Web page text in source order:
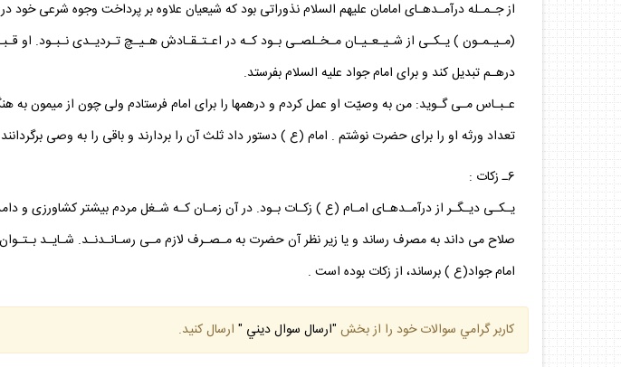
از جـمـله درآمـدهـاى امامان عليهم السلام نذوراتى بود كه شيعيان علاوه بر پرداخت وجوه شرعى
(مـيـمـون ) يـكـى از شـيـعـيـان مـخـلصـى بـود كـه در اعـتـقـادش هـيـچ تـرديـدى نـبـود.
درهـم تبديل كند و براى امام جواد عليه السلام بفرستد.
عـبـاس مـى گـويد: من به وصيّت او عمل كردم و درهمها را براى امام فرستادم ولى چون از ميمون
تعداد ورثه او را براى حضرت نوشتم . امام (ع ) دستور داد ثلث آن را بردارند و باقى را به وصى
6ـ زكات :
يـكـى ديـگـر از درآمـدهـاى امـام (ع ) زكـات بـود. در آن زمـان كـه شـغل مردم بيشتر كشاورزى و
صلاح مى داند به مصرف رساند و يا زير نظر آن حضرت به مـصـرف لازم مـى رسـانـدنـد. شـايـد
امام جواد(ع ) برساند، از زكات بوده است .
كاربر گرامي سوالات خود را از بخش "ارسال سوال ديني " ارسال كنيد.